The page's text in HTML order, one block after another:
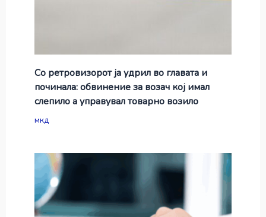
Со ретровизорот ја удрил во главата и
починала: обвинение за возач кој имал
слепило а управувал товарно возило
мкд